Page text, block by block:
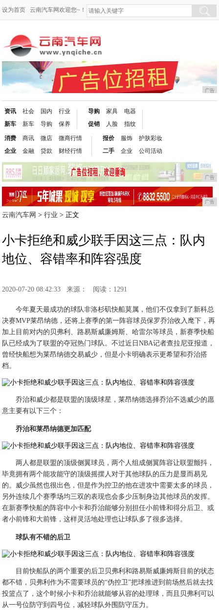
设为首页 云南汽车网欢迎您~！
广告
资讯
新车
社会
新车
国内
导购
行业
保养
导购
促销
家具
人脸
电器
指纹
消费
企业
商讯
金融
微店
贷款
微商行情
财经行情
报价
二手
服饰
企业
护肤彩妆
公司活动
广告
广告
云南汽车网 >行业 > 正文
小卡拒绝和威少联手因这三点：队内
地位、容错率和阵容强度
2020-07-20 08:42:33 来源： 阅读：1291
今年夏天最成功的球队非洛杉矶快船莫属，他们不仅拿到了新科总
决赛MVP莱昂纳德，还将上赛季的第一阵容球员保罗乔治收入麾下，再
加上目前对内的贝弗利、路易斯威廉姆斯、哈雷尔等球员，新赛季快船
队已经成为了联盟的夺冠热门球队。不过近日NBA记者查拉尼亚报道，
曾经快船想为莱昂纳德交易威少，但是小卡明确表示更希望和乔治搭
档。
乔治和威少都是联盟的顶级球星，莱昂纳德选择乔治不选威少的愿
意主要有以下三个：
乔治和莱昂纳德更加匹配
两人都是联盟的顶级侧翼球员，两个人组成侧翼阵容让联盟颤抖，
毕竟拥有两个能攻能守的顶级摇摆人对于其他球队的压力是显而易见
的。威少虽然也很出色，但是作为控卫的他在进攻中需要太多的球员，
另外连续几个赛季场均三双的表现也会多少压制身边其他球员的发挥。
在新赛季快船的阵容中小卡和乔治能够分别担任小前锋和得分后卫、或
者小前锋和大前锋，这样灵活地处理也让球队多了很多选择。
球队有不错的后卫
目前快船队的两个重要的后卫贝弗利和路易斯威廉姆斯目前的状态
都不错，贝弗利作为不需要球员的“伪控卫”把球推进到前场然后就去找
投篮点了，这个时候小卡和乔治就能够从容的处理球，而且贝弗利可以
从一号位防守到四号位，减轻球队外围防守压力。